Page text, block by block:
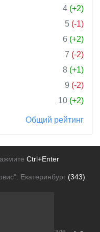
4 (+2)
5 (-1)
6 (+2)
7 (-2)
8 (+1)
9 (-2)
10 (+2)
Общий рейтинг
Ctrl+Enter
Екатеринбург (343)